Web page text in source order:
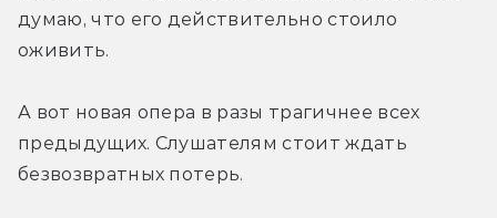
думаю, что его действительно стоило
оживить.
А вот новая опера в разы трагичнее всех
предыдущих. Слушателям стоит ждать
безвозвратных потерь.